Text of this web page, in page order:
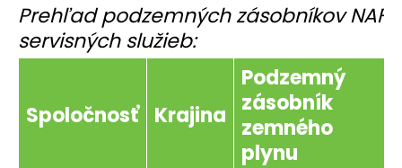
Prehľad podzemných zásobníkov
servisných služieb:
Spoločnosť Krajina
Podzemný
zásobník
zemného
plynu